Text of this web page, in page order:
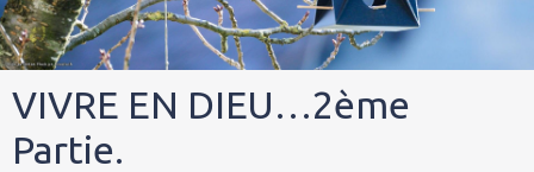
VIVRE EN DIEU…2ème
Partie.